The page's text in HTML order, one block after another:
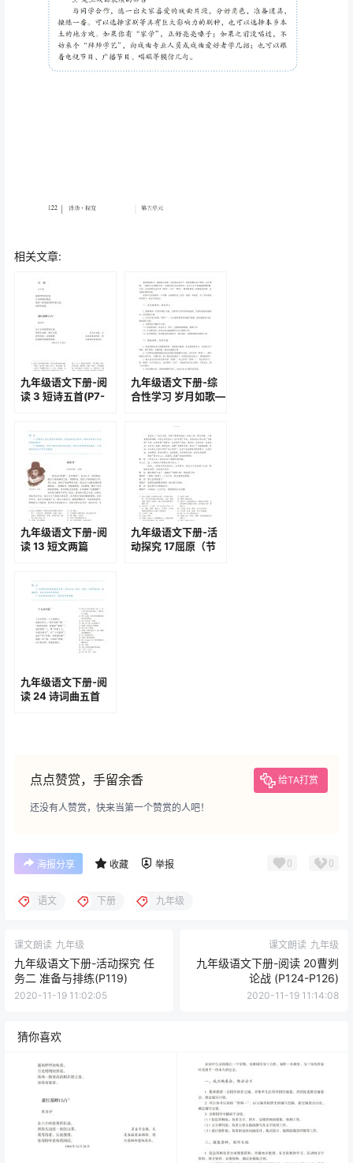
相关文章:
九年级语文下册-阅
读 3 短诗五首(P7-
九年级语文下册-综
合性学习 岁月如歌—
(P44-P46)
九年级语文下册-阅
读 13 短文两篇
九年级语文下册-活
动探究 17屈原（节
九年级语文下册-阅
读 24 诗词曲五首
点点赞赏，手留余香 给TA打赏
还没有人赞赏，快来当第一个赞赏的人吧！
海报分享 收藏 举报 0 0
语文 下册 九年级
课文朗读 九年级
九年级语文下册-活动探究 任
务二 准备与排练(P119)
2020-11-19 11:02:05
课文朗读 九年级
九年级语文下册-阅读 20曹刿
论战 (P124-P126)
2020-11-19 11:14:08
猜你喜欢